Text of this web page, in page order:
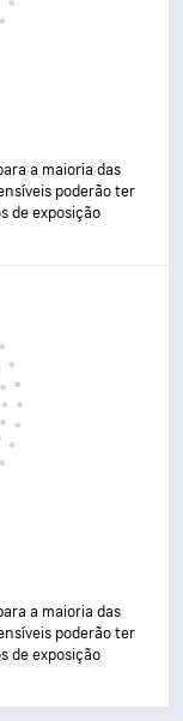
a maioria das
poderão ter
de exposição
a maioria das
poderão ter
de exposição